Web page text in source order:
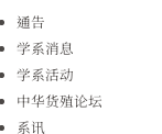
通告
学系消息
学系活动
中华货殖论坛
系讯